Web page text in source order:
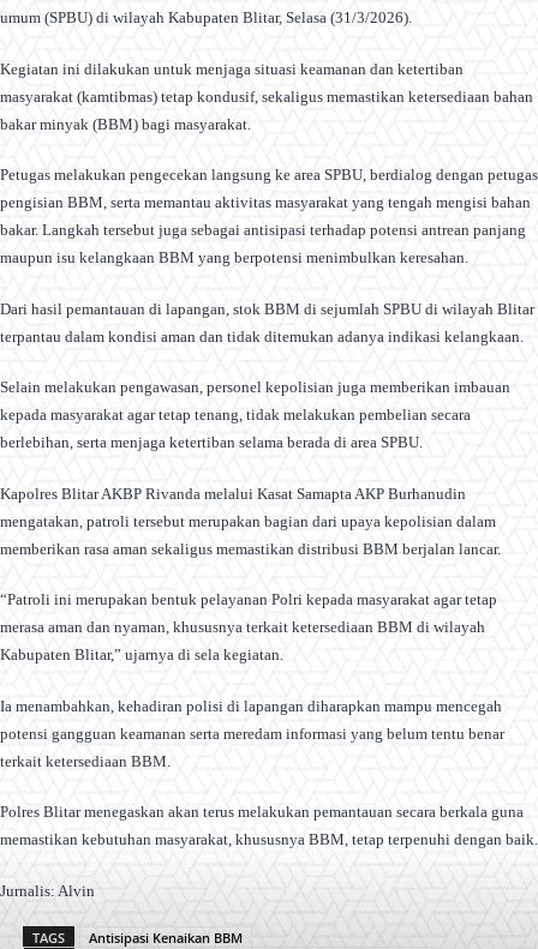
umum (SPBU) di wilayah Kabupaten Blitar, Selasa (31/3/2026).
Kegiatan ini dilakukan untuk menjaga situasi keamanan dan ketertiban
masyarakat (kamtibmas) tetap kondusif, sekaligus memastikan ketersediaan bahan
bakar minyak (BBM) bagi masyarakat.
Petugas melakukan pengecekan langsung ke area SPBU, berdialog dengan petugas
pengisian BBM, serta memantau aktivitas masyarakat yang tengah mengisi bahan
bakar. Langkah tersebut juga sebagai antisipasi terhadap potensi antrean panjang
maupun isu kelangkaan BBM yang berpotensi menimbulkan keresahan.
Dari hasil pemantauan di lapangan, stok BBM di sejumlah SPBU di wilayah Blitar
terpantau dalam kondisi aman dan tidak ditemukan adanya indikasi kelangkaan.
Selain melakukan pengawasan, personel kepolisian juga memberikan imbauan
kepada masyarakat agar tetap tenang, tidak melakukan pembelian secara
berlebihan, serta menjaga ketertiban selama berada di area SPBU.
Kapolres Blitar AKBP Rivanda melalui Kasat Samapta AKP Burhanudin
mengatakan, patroli tersebut merupakan bagian dari upaya kepolisian dalam
memberikan rasa aman sekaligus memastikan distribusi BBM berjalan lancar.
“Patroli ini merupakan bentuk pelayanan Polri kepada masyarakat agar tetap
merasa aman dan nyaman, khususnya terkait ketersediaan BBM di wilayah
Kabupaten Blitar,” ujarnya di sela kegiatan.
Ia menambahkan, kehadiran polisi di lapangan diharapkan mampu mencegah
potensi gangguan keamanan serta meredam informasi yang belum tentu benar
terkait ketersediaan BBM.
Polres Blitar menegaskan akan terus melakukan pemantauan secara berkala guna
memastikan kebutuhan masyarakat, khususnya BBM, tetap terpenuhi dengan baik.
Jurnalis: Alvin
TAGS Antisipasi Kenaikan BBM